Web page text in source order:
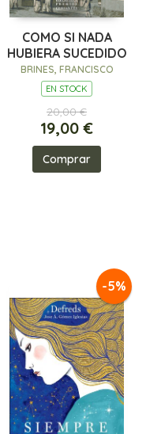
COMO SI NADA
HUBIERA SUCEDIDO
BRINES, FRANCISCO
EN STOCK
20,00 €
19,00 €
Comprar
-5%